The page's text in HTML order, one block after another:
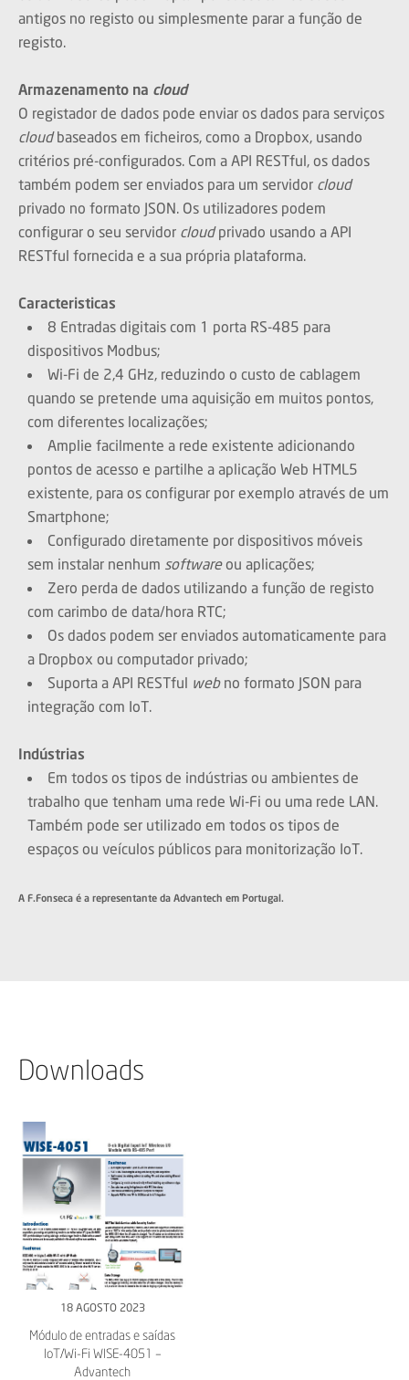
antigos no registo ou simplesmente parar a função de
registo.
Armazenamento na cloud
O registador de dados pode enviar os dados para serviços
cloudbaseados em ficheiros, como a Dropbox, usando
critérios pré-configurados. Com a API RESTful, os dados
também podem ser enviados para um servidor cloud
privado no formato JSON. Os utilizadores podem
configurar o seu servidor cloudprivado usando a API
RESTful fornecida e a sua própria plataforma.
Caracteristicas
8 Entradas digitais com 1 porta RS-485 para
dispositivos Modbus;
Wi-Fi de 2,4 GHz, reduzindo o custo de cablagem
quando se pretende uma aquisição em muitos pontos,
com diferentes localizações;
Amplie facilmente a rede existente adicionando
pontos de acesso e partilhe a aplicação Web HTML5
existente, para os configurar por exemplo através de um
Smartphone;
Configurado diretamente por dispositivos móveis
sem instalar nenhum softwareou aplicações;
Zero perda de dados utilizando a função de registo
com carimbo de data/hora RTC;
Os dados podem ser enviados automaticamente para
a Dropbox ou computador privado;
Suporta a API RESTful webno formato JSON para
integração com IoT.
Indústrias
Em todos os tipos de indústrias ou ambientes de
trabalho que tenham uma rede Wi-Fi ou uma rede LAN.
Também pode ser utilizado em todos os tipos de
espaços ou veículos públicos para monitorização IoT.
A F.Fonseca é a representante da Advantech em Portugal.
Downloads
18 AGOSTO 2023
Módulo de entradas e saídas
IoT/Wi-Fi WISE-4051 –
Advantech